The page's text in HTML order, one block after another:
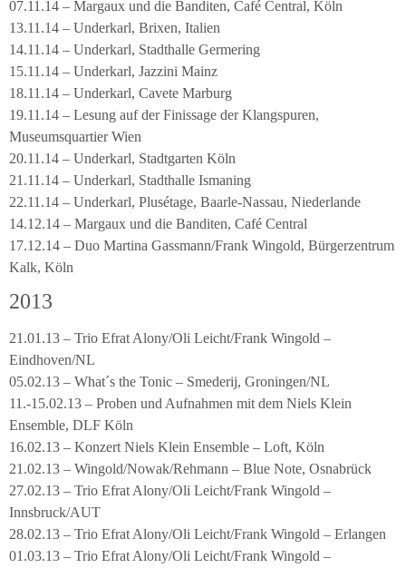
07.11.14 – Margaux und die Banditen, Café Central, Köln
13.11.14 – Underkarl, Brixen, Italien
14.11.14 – Underkarl, Stadthalle Germering
15.11.14 – Underkarl, Jazzini Mainz
18.11.14 – Underkarl, Cavete Marburg
19.11.14 – Lesung auf der Finissage der Klangspuren,
Museumsquartier Wien
20.11.14 – Underkarl, Stadtgarten Köln
21.11.14 – Underkarl, Stadthalle Ismaning
22.11.14 – Underkarl, Plusétage, Baarle-Nassau, Niederlande
14.12.14 – Margaux und die Banditen, Café Central
17.12.14 – Duo Martina Gassmann/Frank Wingold, Bürgerzentrum
Kalk, Köln
2013
21.01.13 – Trio Efrat Alony/Oli Leicht/Frank Wingold –
Eindhoven/NL
05.02.13 – What´s the Tonic – Smederij, Groningen/NL
11.-15.02.13 – Proben und Aufnahmen mit dem Niels Klein
Ensemble, DLF Köln
16.02.13 – Konzert Niels Klein Ensemble – Loft, Köln
21.02.13 – Wingold/Nowak/Rehmann – Blue Note, Osnabrück
27.02.13 – Trio Efrat Alony/Oli Leicht/Frank Wingold –
Innsbruck/AUT
28.02.13 – Trio Efrat Alony/Oli Leicht/Frank Wingold – Erlangen
01.03.13 – Trio Efrat Alony/Oli Leicht/Frank Wingold –